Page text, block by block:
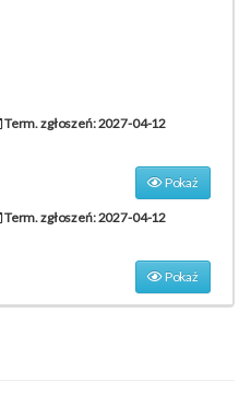
Term. zgłoszeń: 2027-04-12
Pokaż
Term. zgłoszeń: 2027-04-12
Pokaż